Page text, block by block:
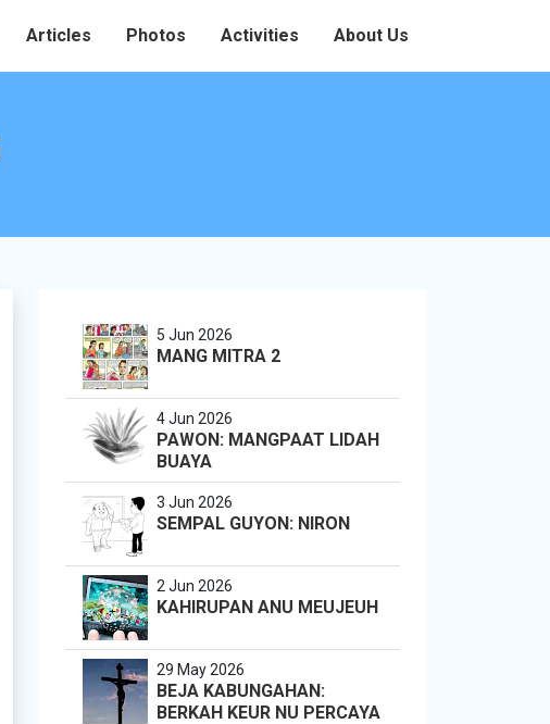
Articles Photos Activities About Us
5 Jun 2026
MANG MITRA 2
4 Jun 2026
PAWON: MANGPAAT LIDAH
BUAYA
3 Jun 2026
SEMPAL GUYON: NIRON
2 Jun 2026
KAHIRUPAN ANU MEUJEUH
29 May 2026
BEJA KABUNGAHAN:
BERKAH KEUR NU PERCAYA